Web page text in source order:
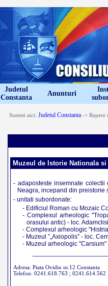
Judetul
Constanta
Anunturi
Sunteti aici: Judetul Constanta -> Repere
Muzeul de Istorie Nationala
- adaposteste insemnate
Neagra, incepand din preistorie
- unitati subordonate:
- Edificiul Roman cu Mozaic
- Complexul arheologic
orasului antic) - loc.
- Complexul arheologic
- Muzeul ”„Axiopolis” - loc.
- Muzeul arheologic
Adresa: Piata Ovidiu nr.12 Constanta
Telefon: 0241.618.763 ; 0241.614.562